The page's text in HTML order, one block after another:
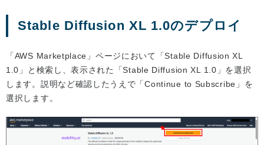
Stable Diffusion XL 1.0のデプロイ
「AWS Marketplace」ページにおいて「Stable Diffusion XL
1.0」と検索し、表示された「Stable Diffusion XL 1.0」を選択
します。説明など確認したうえで「Continue to Subscribe」を
選択します。